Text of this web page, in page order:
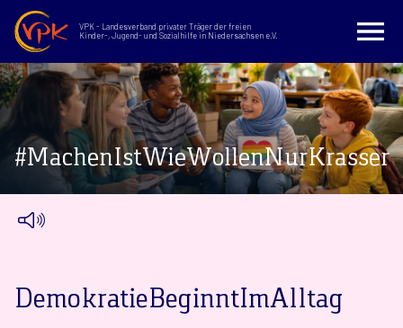
VPK - Landesverband privater Träger der freien
Kinder-, Jugend- und Sozialhilfe in Niedersachsen e.V.
#MachenIstWieWollenNurKrasser
DemokratieBeginntImAlltag